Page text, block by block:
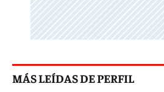
MÁS LEÍDAS DE PERFIL